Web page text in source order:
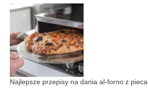
Najlepsze przepisy na dania al-forno z pieca